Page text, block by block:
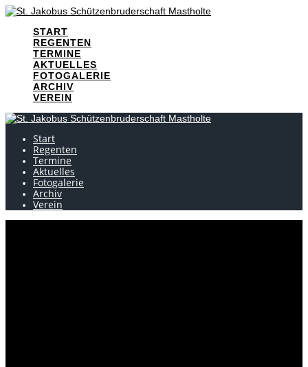
Skip
contentSTART
REGENTEN
TERMINE
AKTUELLES
FOTOGALERIE
ARCHIV
VEREIN
Start
Regenten
Termine
Aktuelles
Fotogalerie
Archiv
Verein